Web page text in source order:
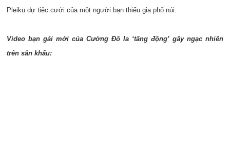
Pleiku dự tiệc cưới của một người bạn thiếu gia phố núi.
Video bạn gái mới của Cường Đô la ‘tăng động’ gây ngạc nhiên
trên sân khấu: